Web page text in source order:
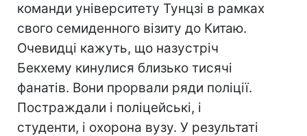
команди університету Тунцзі в рамках
свого семиденного візиту до Китаю.
Очевидці кажуть, що назустріч
Бекхему кинулися близько тисячі
фанатів. Вони прорвали ряди поліції.
Постраждали і поліцейські, і
студенти, і охорона вузу. У результаті